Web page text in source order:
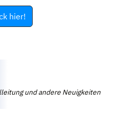
hier!
und andere Neuigkeiten